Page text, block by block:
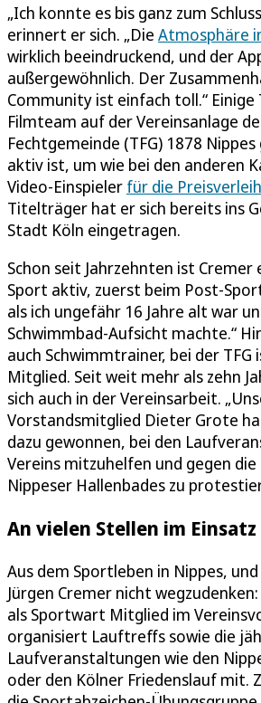
„Ich konnte es bis ganz zum
erinnert er sich. „Die Atmosphäre
wirklich beeindruckend, und der
außergewöhnlich. Der
Community ist einfach toll.“ Einige
Filmteam auf der Vereinsanlage
Fechtgemeinde (TFG) 1878
aktiv ist, um wie bei den anderen
Video-Einspieler für die
Titelträger hat er sich bereits ins
Stadt Köln eingetragen.
Schon seit Jahrzehnten ist
Sport aktiv, zuerst beim Post-
als ich ungefähr 16 Jahre alt war
Schwimmbad-Aufsicht machte.“
auch Schwimmtrainer, bei der
Mitglied. Seit weit mehr als zehn
sich auch in der Vereinsarbeit.
Vorstandsmitglied Dieter Grote
dazu gewonnen, bei den
Vereins mitzuhelfen und gegen die
Nippeser Hallenbades zu
An vielen Stellen im Einsatz
Aus dem Sportleben in Nippes,
Jürgen Cremer nicht
als Sportwart Mitglied im
organisiert Lauftreffs sowie die
Laufveranstaltungen wie den
oder den Kölner Friedenslauf mit.